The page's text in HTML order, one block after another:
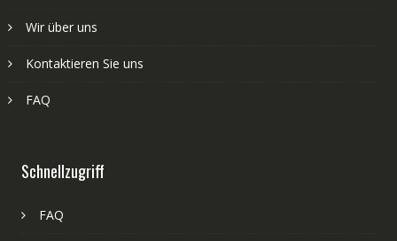
Wir über uns
Kontaktieren Sie uns
FAQ
Schnellzugriff
FAQ